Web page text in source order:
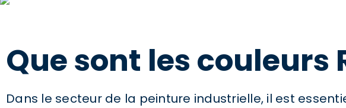
Que sont les couleurs
Dans le secteur de la peinture industrielle, il est